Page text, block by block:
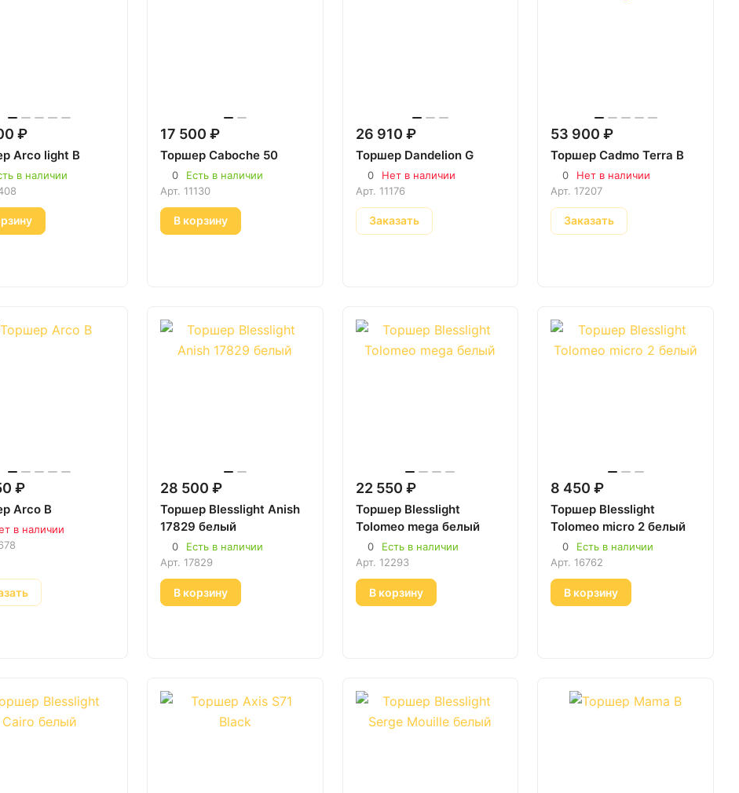
₽
Arco light B
в наличии
17 500 ₽
Торшер Caboche 50
0
Есть в наличии
Арт. 11130
В корзину
26 910 ₽
Торшер Dandelion G
0
Нет в наличии
Арт. 11176
Заказать
53 900 ₽
Торшер Cadmo Terra B
0
Нет в наличии
Арт. 17207
Заказать
₽
Arco B
в наличии
28 500 ₽
Торшер Blesslight Anish
17829 белый
0
Есть в наличии
Арт. 17829
В корзину
22 550 ₽
Торшер Blesslight
Tolomeo mega белый
0
Есть в наличии
Арт. 12293
В корзину
8 450 ₽
Торшер Blesslight
Tolomeo micro 2 белый
0
Есть в наличии
Арт. 16762
В корзину